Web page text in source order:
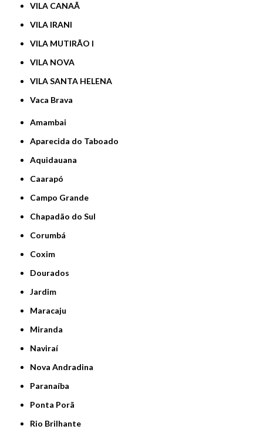
VILA CANAÃ
VILA IRANI
VILA MUTIRÃO I
VILA NOVA
VILA SANTA HELENA
Vaca Brava
Amambai
Aparecida do Taboado
Aquidauana
Caarapó
Campo Grande
Chapadão do Sul
Corumbá
Coxim
Dourados
Jardim
Maracaju
Miranda
Naviraí
Nova Andradina
Paranaíba
Ponta Porã
Rio Brilhante